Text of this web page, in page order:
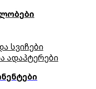
სვიჩები
ადაპტერები